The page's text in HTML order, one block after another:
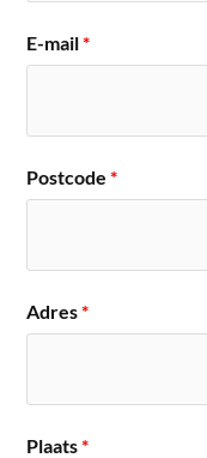
E-mail*
Postcode*
Adres*
Plaats*